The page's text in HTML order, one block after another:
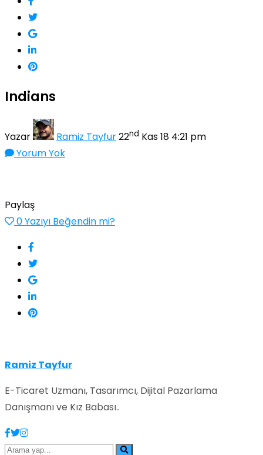
Indians
Yazar Ramiz Tayfur22nd Kas 18 4:21 pm
Yorum Yok
Paylaş
0Yazıyı Beğendin mi?
Ramiz Tayfur
E-Ticaret Uzmanı, Tasarımcı, Dijital Pazarlama
Danışmanı ve Kız Babası..